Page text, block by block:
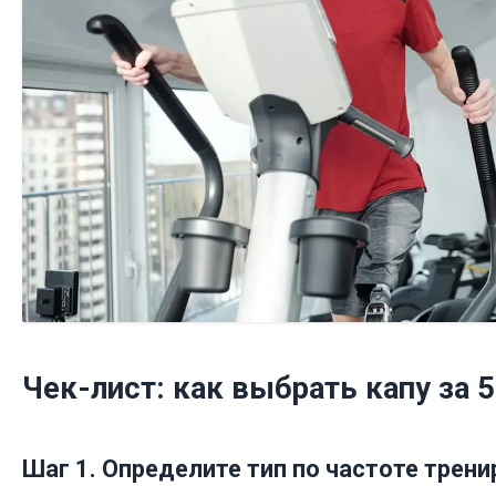
Чек-лист: как выбрать капу за
Шаг 1. Определите тип по частоте